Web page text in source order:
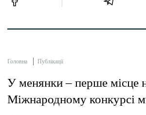
Головна Публікації
У менянки – перше місце
Міжнародному конкурсі